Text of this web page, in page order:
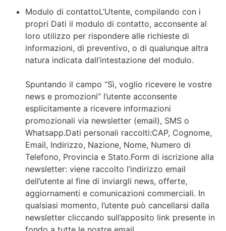
Modulo di contattoL’Utente, compilando con i
propri Dati il modulo di contatto, acconsente al
loro utilizzo per rispondere alle richieste di
informazioni, di preventivo, o di qualunque altra
natura indicata dall’intestazione del modulo.
Spuntando il campo “Sì, voglio ricevere le vostre
news e promozioni” l’utente acconsente
esplicitamente a ricevere informazioni
promozionali via newsletter (email), SMS o
Whatsapp.Dati personali raccolti:CAP, Cognome,
Email, Indirizzo, Nazione, Nome, Numero di
Telefono, Provincia e Stato.Form di iscrizione alla
newsletter: viene raccolto l’indirizzo email
dell’utente al fine di inviargli news, offerte,
aggiornamenti e comunicazioni commerciali. In
qualsiasi momento, l’utente può cancellarsi dalla
newsletter cliccando sull’apposito link presente in